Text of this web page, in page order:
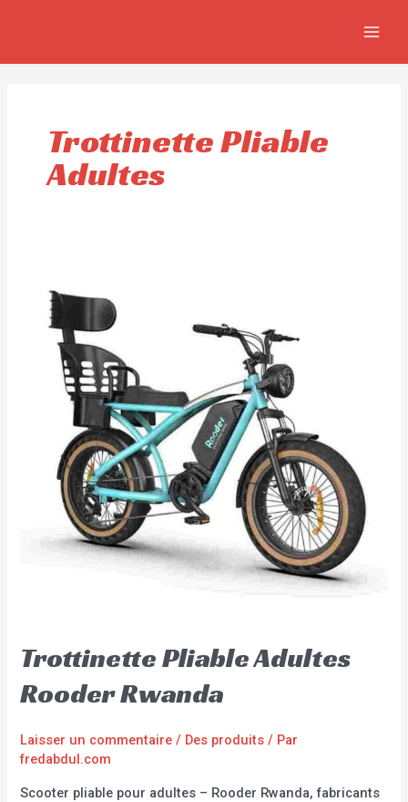
Trottinette Pliable
Adultes
Trottinette Pliable Adultes
Rooder Rwanda
Laisser un commentaire / Des produits / Par
fredabdul.com
Scooter pliable pour adultes – Rooder Rwanda, fabricants